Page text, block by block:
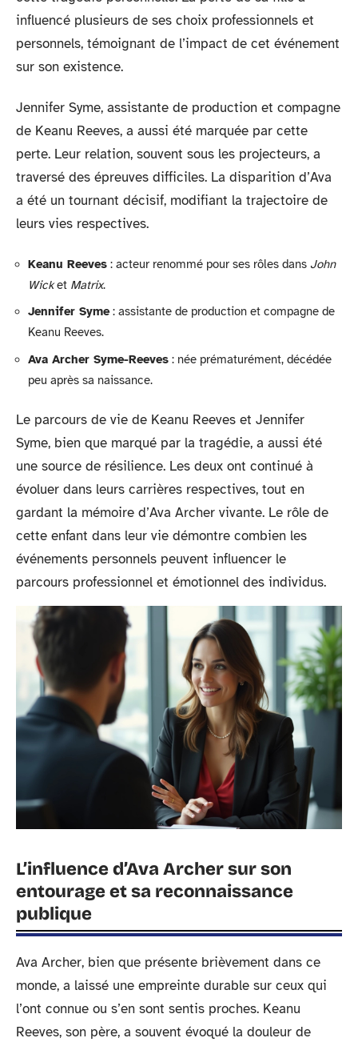
influencé plusieurs de ses choix professionnels et
personnels, témoignant de l’impact de cet événement
sur son existence.
Jennifer Syme, assistante de production et compagne
de Keanu Reeves, a aussi été marquée par cette
perte. Leur relation, souvent sous les projecteurs, a
traversé des épreuves difficiles. La disparition d’Ava
a été un tournant décisif, modifiant la trajectoire de
leurs vies respectives.
Keanu Reeves : acteur renommé pour ses rôles dans John
Wicket Matrix.
Jennifer Syme: assistante de production et compagne de
Keanu Reeves.
Ava Archer Syme-Reeves : née prématurément, décédée
peu après sa naissance.
Le parcours de vie de Keanu Reeves et Jennifer
Syme, bien que marqué par la tragédie, a aussi été
une source de résilience. Les deux ont continué à
évoluer dans leurs carrières respectives, tout en
gardant la mémoire d’Ava Archer vivante. Le rôle de
cette enfant dans leur vie démontre combien les
événements personnels peuvent influencer le
parcours professionnel et émotionnel des individus.
L’influence d’Ava Archer sur son
entourage et sa reconnaissance
publique
Ava Archer, bien que présente brièvement dans ce
monde, a laissé une empreinte durable sur ceux qui
l’ont connue ou s’en sont sentis proches. Keanu
Reeves, son père, a souvent évoqué la douleur de